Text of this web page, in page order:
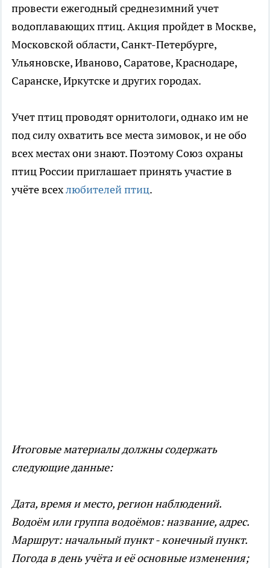
провести ежегодный среднезимний учет
водоплавающих птиц. Акция пройдет в Москве,
Московской области, Санкт-Петербурге,
Ульяновске, Иваново, Саратове, Краснодаре,
Саранске, Иркутске и других городах.
Учет птиц проводят орнитологи, однако им не
под силу охватить все места зимовок, и не обо
всех местах они знают. Поэтому Союз охраны
птиц России приглашает принять участие в
учёте всехлюбителей птиц.
Итоговые материалы должны содержать
следующие данные:
Дата, время и место, регион наблюдений.
Водоём или группа водоёмов: название, адрес.
Маршрут: начальный пункт - конечный пункт.
Погода в день учёта и её основные изменения;